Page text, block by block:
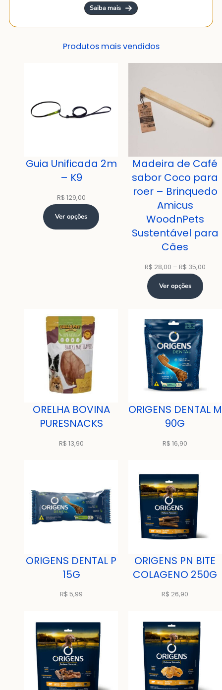
Saiba mais
Produtos mais vendidos
Guia Unificada 2m
– K9
R$ 129,00
Ver opções
Madeira de Café
sabor Coco para
roer – Brinquedo
Amicus
WoodnPets
Sustentável para
Cães
R$ 28,00 – R$ 35,00Faixa
Ver opções
ORELHA BOVINA
PURESNACKS
R$ 13,90
ORIGENS DENTAL M
90G
R$ 16,90
ORIGENS DENTAL P
15G
R$ 5,99
ORIGENS PN BITE
COLAGENO 250G
R$ 26,90